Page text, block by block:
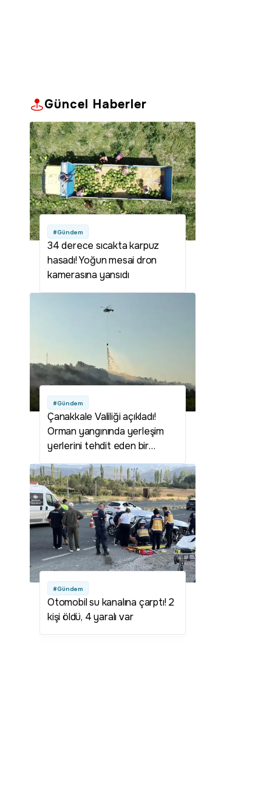
Güncel Haberler
#Gündem
34 derece sıcakta karpuz
hasadı! Yoğun mesai dron
kamerasına yansıdı
#Gündem
Çanakkale Valiliği açıkladı!
Orman yangınında yerleşim
yerlerini tehdit eden bir
#Gündem
Otomobil su kanalına çarptı! 2
kişi öldü, 4 yaralı var